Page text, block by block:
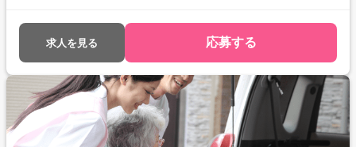
求人を見る 応募する